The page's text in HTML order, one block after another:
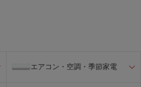
エアコン・空調・季節家電